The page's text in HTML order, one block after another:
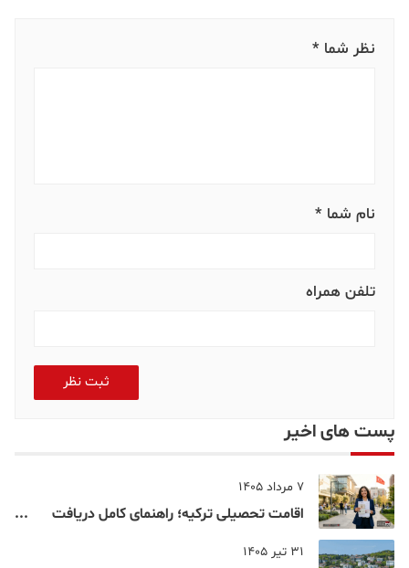
نظر شما *
نام شما *
تلفن همراه
ثبت نظر
پست های اخیر
7 مرداد 1405
اقامت تحصیلی ترکیه؛ راهنمای کامل دریافت
31 تیر 1405